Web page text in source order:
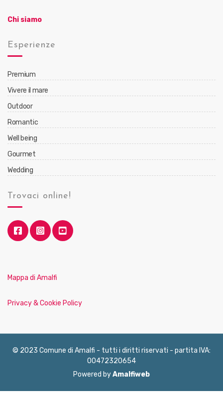
Chi siamo
Esperienze
Premium
Vivere il mare
Outdoor
Romantic
Well being
Gourmet
Wedding
Trovaci online!
Mappa di Amalfi
Privacy & Cookie Policy
© 2023 Comune di Amalfi - tutti i diritti riservati - partita IVA:
00472320654
Powered byAmalfiweb